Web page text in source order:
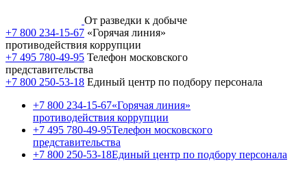
От разведки к добыче
+7 800 234-15-67 «Горячая линия»
противодействия коррупции
+7 495 780-49-95 Телефон московского
представительства
+7 800 250-53-18 Единый центр по подбору персонала
+7 800 234-15-67«Горячая линия»
противодействия коррупции
+7 495 780-49-95Телефон московского
представительства
+7 800 250-53-18Единый центр по подбору персонала